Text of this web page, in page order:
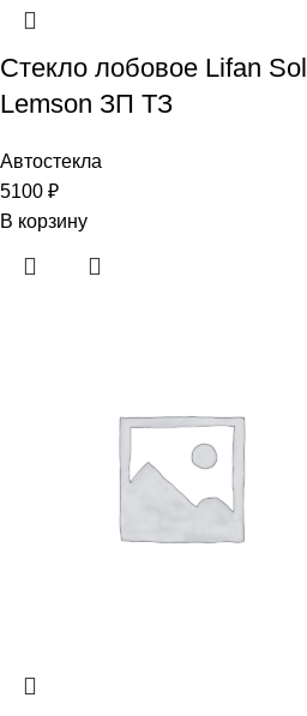
Стекло лобовое Lifan
Lemson ЗП ТЗ
Автостекла
5100 ₽
В корзину